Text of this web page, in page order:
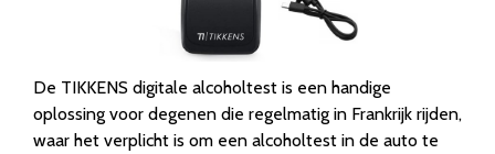
De TIKKENS digitale alcoholtest is een handige
oplossing voor degenen die regelmatig in Frankrijk rijden,
waar het verplicht is om een alcoholtest in de auto te